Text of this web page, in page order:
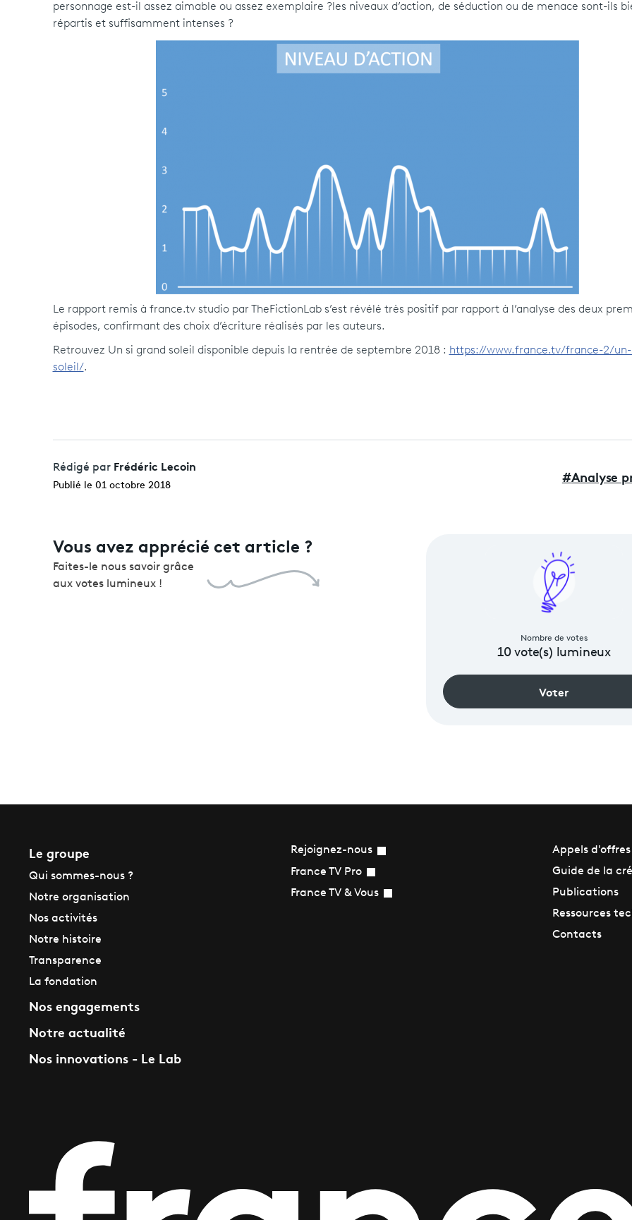
personnage est-il assez aimable ou assez exemplaire ?les niveaux d’action, de séduction ou de menace sont-ils
répartis et suffisamment intenses ?
Le rapport remis à france.tv studio par TheFictionLab s’est révélé très positif par rapport à l’analyse des deux
épisodes, confirmant des choix d’écriture réalisés par les auteurs.
Retrouvez Un si grand soleil disponible depuis la rentrée de septembre 2018 : https://www.france.tv/france-2/
soleil/.
Rédigé par Frédéric Lecoin
Publié le 01 octobre 2018
#Analyse
Vous avez apprécié cet article ?
Faites-le nous savoir grâce
aux votes lumineux !
Nombre de votes
10vote(s) lumineux
Voter
Le groupe
Qui sommes-nous ?
Notre organisation
Nos activités
Notre histoire
Transparence
La fondation
Nos engagements
Notre actualité
Nos innovations - Le Lab
Rejoignez-nous
France TV Pro
France TV & Vous
Appels d'offres
Guide de la
Publications
Ressources
Contacts